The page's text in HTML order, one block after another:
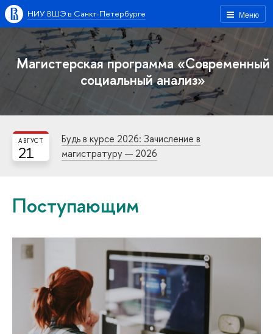
Меню
НИУ ВШЭ в Санкт-Петербурге
Магистерская программа «Современный
социальный анализ»
21
АВГУСТ
Будь в курсе 2026: Зачисление в
магистратуру — 2026
Поступающим